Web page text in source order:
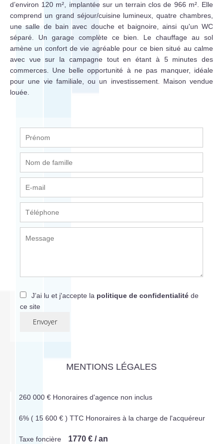
d’environ 120 m², implantée sur un terrain clos de 966 m². Elle
comprend un grand séjour/cuisine lumineux, quatre chambres,
une salle de bain avec douche et baignoire, ainsi qu'un WC
séparé. Un garage complète ce bien. Le chauffage au sol
amène un confort de vie agréable pour ce bien situé au calme
avec vue sur la campagne tout en étant à 5 minutes des
commerces. Une belle opportunité à ne pas manquer, idéale
pour une vie familiale, ou un investissement. Maison vendue
louée.
J’ai lu et j'accepte la politique de confidentialité de
ce site
Envoyer
MENTIONS LÉGALES
260 000 € Honoraires d'agence non inclus
6% ( 15 600 € ) TTC Honoraires à la charge de l'acquéreur
Taxe foncière 1770 € / an